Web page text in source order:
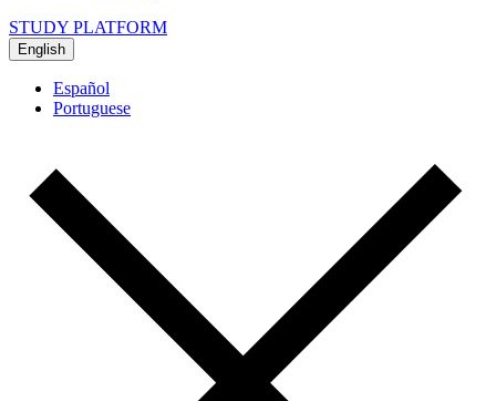
STUDY PLATFORM
English
Español
Portuguese